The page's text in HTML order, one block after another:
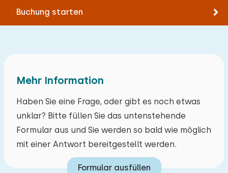
Buchung starten
Mehr Information
Haben Sie eine Frage, oder gibt es noch etwas
unklar? Bitte füllen Sie das untenstehende
Formular aus und Sie werden so bald wie möglich
mit einer Antwort bereitgestellt werden.
Formular ausfüllen